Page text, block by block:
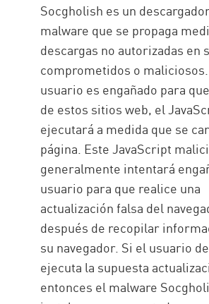
Socgholish es un
malware que se propaga
descargas no autorizadas en
comprometidos o
usuario es engañado para
de estos sitios web, el
ejecutará a medida que se
página. Este JavaScript
generalmente intentará
usuario para que realice una
actualización falsa del
después de recopilar
su navegador. Si el usuario
ejecuta la supuesta
entonces el malware